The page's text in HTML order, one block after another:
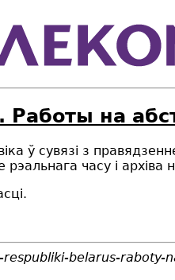
Работы на
ў сувязі з
часу і архіва
belarus-raboty-